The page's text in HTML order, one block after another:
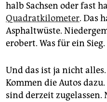
halb Sachsen oder fast
Quadratkilometer. Das
Asphaltwüste.
erobert. Was für ein Sieg.
Und das ist ja nicht
Kommen die Autos dazu.
sind derzeit zugelassen.